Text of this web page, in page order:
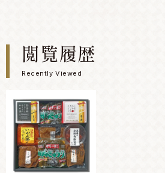
閲覧履歴
Recently Viewed